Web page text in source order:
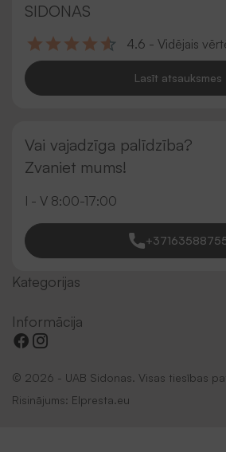
SIDONAS
4.6 - Vidējais
Lasīt atsauksmes
Vai vajadzīga palīdzība?
Zvaniet mums!
I - V 8:00-17:00
Kategorijas
Informācija
© 2026 - UAB Sidonas. Visas tiesības
Risinājums: Elpresta.eu